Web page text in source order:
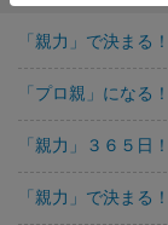
「親力」で決まる
「プロ親」になる
「親力」３６５日！
「親力」で決まる！